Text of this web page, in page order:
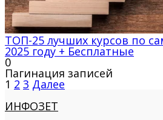
ТОП-25 лучших курсов по
2025 году + Бесплатные
0
Пагинация записей
1 2 3 Далее
ИНФОЗЕТ